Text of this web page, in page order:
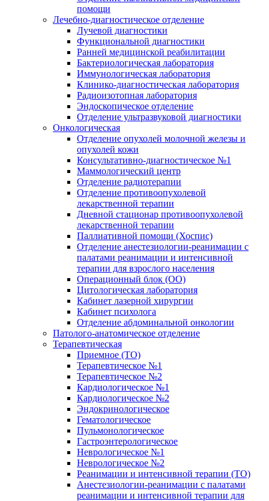
помощи
Лечебно-диагностическое отделение
Лучевой диагностики
Функциональной диагностики
Ранней медицинской реабилитации
Бактериологическая лаборатория
Иммунологическая лаборатория
Клинико-диагностическая лаборатория
Радиоизотопная лаборатория
Эндоскопическое отделение
Отделение ультразвуковой диагностики
Онкологическая
Отделение опухолей молочной железы и
опухолей кожи
Консультативно-диагностическое №1
Маммологический центр
Отделение радиотерапии
Отделение противоопухолевой
лекарственной терапии
Дневной стационар противоопухолевой
лекарственной терапии
Паллиативной помощи (Хоспис)
Отделение анестезиологии-реанимации с
палатами реанимации и интенсивной
терапии для взрослого населения
Операционный блок (ОО)
Цитологическая лаборатория
Кабинет лазерной хирургии
Кабинет психолога
Отделение абдоминальной онкологии
Патолого-анатомическое отделение
Терапевтическая
Приемное (ТО)
Терапевтическое №1
Терапевтическое №2
Кардиологическое №1
Кардиологическое №2
Эндокринологическое
Гематологическое
Пульмонологическое
Гастроэнтерологическое
Неврологическое №1
Неврологическое №2
Реанимации и интенсивной терапии (ТО)
Анестезиологии-реанимации с палатами
реанимации и интенсивной терапии для